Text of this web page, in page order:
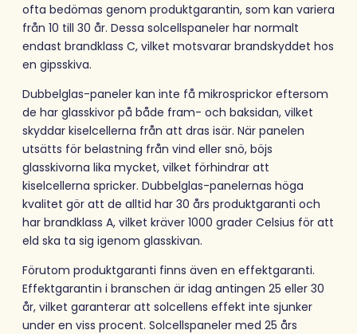
ofta bedömas genom produktgarantin, som kan variera
från 10 till 30 år. Dessa solcellspaneler har normalt
endast brandklass C, vilket motsvarar brandskyddet hos
en gipsskiva.
Dubbelglas-paneler kan inte få mikrosprickor eftersom
de har glasskivor på både fram- och baksidan, vilket
skyddar kiselcellerna från att dras isär. När panelen
utsätts för belastning från vind eller snö, böjs
glasskivorna lika mycket, vilket förhindrar att
kiselcellerna spricker. Dubbelglas-panelernas höga
kvalitet gör att de alltid har 30 års produktgaranti och
har brandklass A, vilket kräver 1000 grader Celsius för att
eld ska ta sig igenom glasskivan.
Förutom produktgaranti finns även en effektgaranti.
Effektgarantin i branschen är idag antingen 25 eller 30
år, vilket garanterar att solcellens effekt inte sjunker
under en viss procent. Solcellspaneler med 25 års